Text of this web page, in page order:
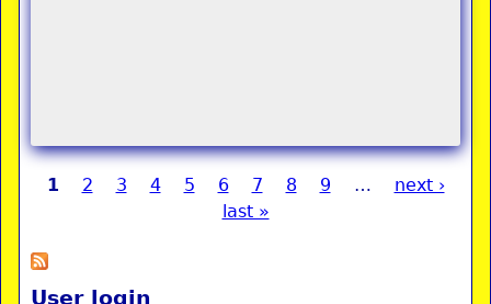
1 2 3 4 5 6 7 8 9 …
next ›
last »
User login